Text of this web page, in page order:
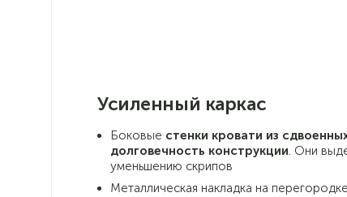
Усиленный каркас
Боковые стенки кровати из
долговечность конструкции. Они
уменьшению скрипов
Металлическая накладка на